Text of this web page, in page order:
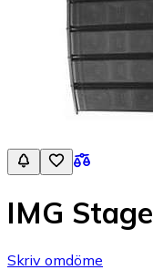
IMG
Skriv omdöme